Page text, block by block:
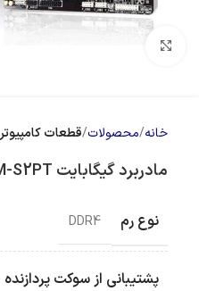
خانه محصولات قطعات کامپیوتر
مادربرد گیگابایت GA-H110M-S2PT
نوع رم DDR4
پشتیبانی از سوکت پردازنده